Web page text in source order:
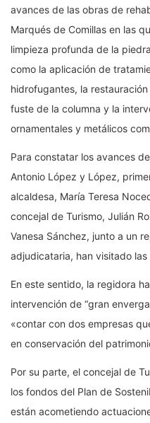
avances de las obras de
Marqués de Comillas en las
limpieza profunda de la
como la aplicación de
hidrofugantes, la
fuste de la columna y la
ornamentales y metálicos
Para constatar los avances
Antonio López y López,
alcaldesa, María Teresa
concejal de Turismo, Julián
Vanesa Sánchez, junto a un
adjudicataria, han visitado
En este sentido, la regidora
intervención de “gran
«contar con dos empresas
en conservación del
Por su parte, el concejal de
los fondos del Plan de
están acometiendo